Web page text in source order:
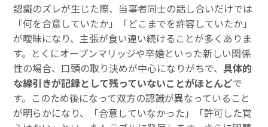
認識のズレが生じた際、当事者同士の話し合いだけでは
「何を合意していたか」「どこまでを許容していたか」
が曖昧になり、主張が食い違い続けることが多くありま
す。とくにオープンマリッジや卒婚といった新しい関係
性の場合、口頭の取り決めが中心になりがちで、具体的
な線引きが記録として残っていないことがほとんどで
す。このため後になって双方の認識が異なっていること
が明らかになり、「合意していなかった」「許可した覚